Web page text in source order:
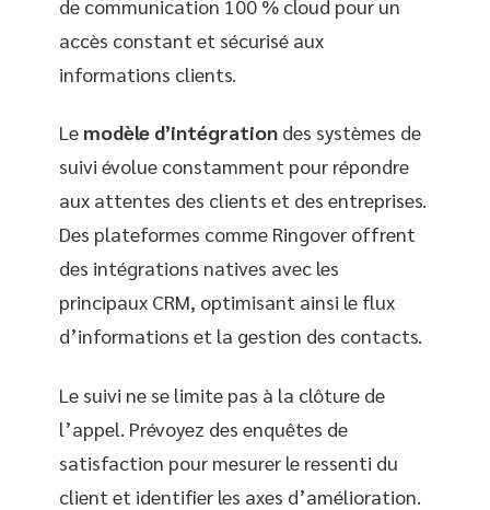
de communication 100 % cloud pour un
accès constant et sécurisé aux
informations clients.
Le modèle d’intégration des systèmes de
suivi évolue constamment pour répondre
aux attentes des clients et des entreprises.
Des plateformes comme Ringover offrent
des intégrations natives avec les
principaux CRM, optimisant ainsi le flux
d’informations et la gestion des contacts.
Le suivi ne se limite pas à la clôture de
l’appel. Prévoyez des enquêtes de
satisfaction pour mesurer le ressenti du
client et identifier les axes d’amélioration.